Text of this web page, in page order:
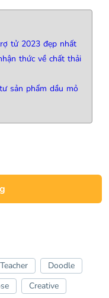
tử 2023 đẹp nhất
thức về chất thải
sản phẩm dầu mỏ
Teacher
Doodle
Creative